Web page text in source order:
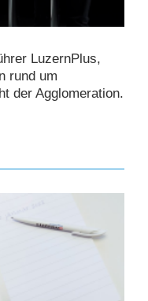
LuzernPlus,
rund um
der Agglomeration.